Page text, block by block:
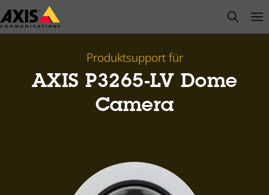
Zum
Hauptinhalt
open
Produktsupport für
AXIS P3265-LV Dome
Camera